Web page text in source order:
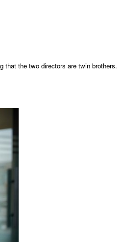
that the two directors are twin brothers.